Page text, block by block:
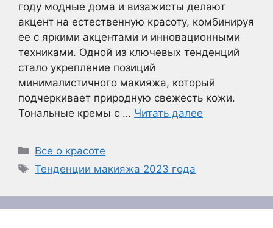
году модные дома и визажисты делают
акцент на естественную красоту, комбинируя
ее с яркими акцентами и инновационными
техниками. Одной из ключевых тенденций
стало укрепление позиций
минималистичного макияжа, который
подчеркивает природную свежесть кожи.
Тональные кремы с … Читать далее
Рубрики
Все о красоте
Метки
Тенденции макияжа 2023 года